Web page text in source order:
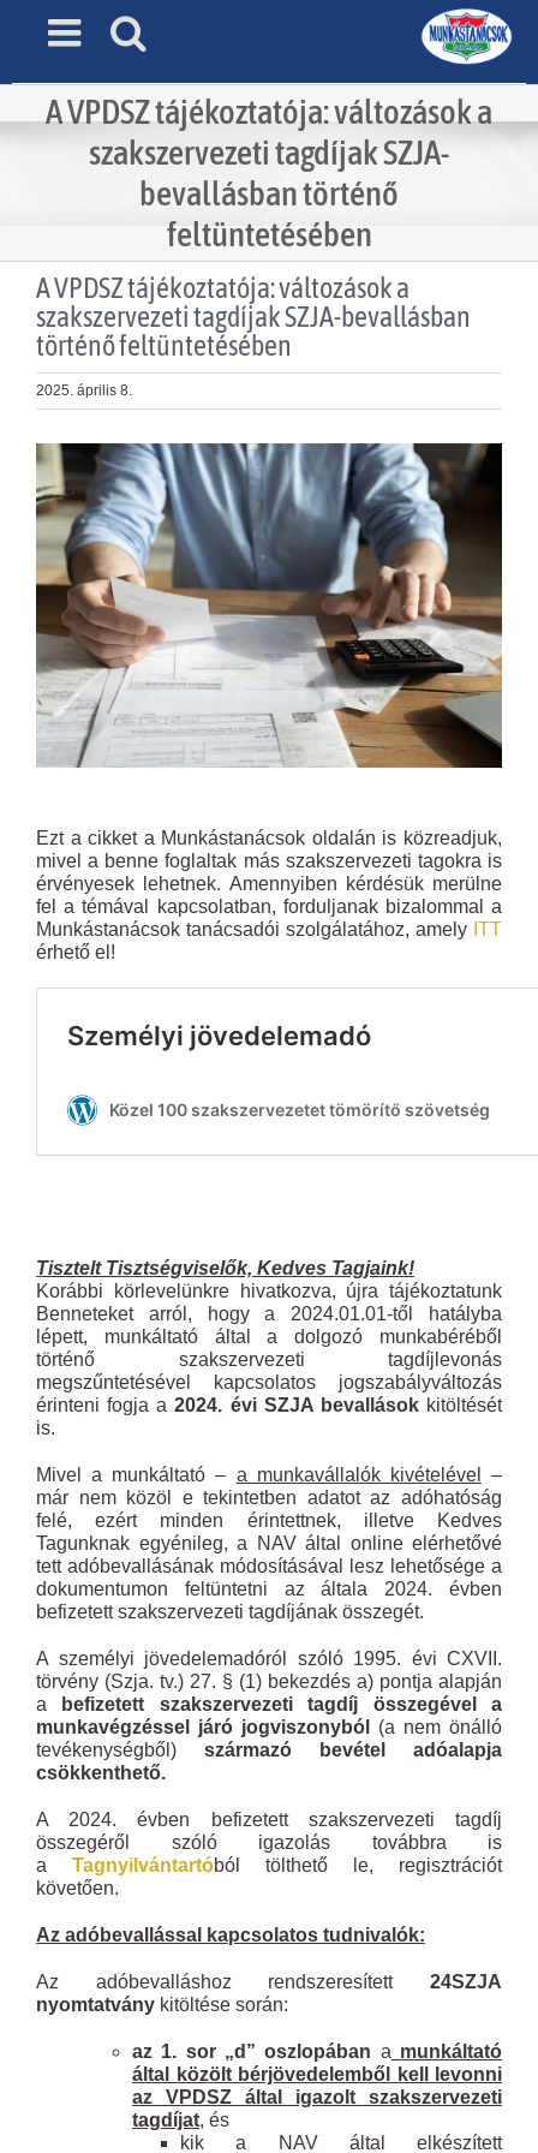
A VPDSZ tájékoztatója: változások a
szakszervezeti tagdíjak SZJA-
bevallásban történő
feltüntetésében
A VPDSZ tájékoztatója: változások a
szakszervezeti tagdíjak SZJA-bevallásban
történő feltüntetésében
2025. április 8.
View
Larger
Image
Ezt a cikket a Munkástanácsok oldalán is közreadjuk,
mivel a benne foglaltak más szakszervezeti tagokra is
érvényesek lehetnek. Amennyiben kérdésük merülne
fel a témával kapcsolatban, forduljanak bizalommal a
Munkástanácsok tanácsadói szolgálatához, amely ITT
érhető el!
Tisztelt Tisztségviselők, Kedves Tagjaink!
Korábbi körlevelünkre hivatkozva, újra tájékoztatunk
Benneteket arról, hogy a 2024.01.01-től hatályba
lépett, munkáltató által a dolgozó munkabéréből
történő szakszervezeti tagdíjlevonás
megszűntetésével kapcsolatos jogszabályváltozás
érinteni fogja a2024. évi SZJA bevallásokkitöltését
is.
Mivel a munkáltató – a munkavállalók kivételével
–
már nem közöl e tekintetben adatot az adóhatóság
felé, ezért minden érintettnek, illetve Kedves
Tagunknak egyénileg, a NAV által online elérhetővé
tett adóbevallásának módosításával lesz lehetősége a
dokumentumon feltüntetni az általa 2024. évben
befizetett szakszervezeti tagdíjának összegét.
A személyi jövedelemadóról szóló 1995. évi CXVII.
törvény (Szja. tv.) 27. § (1) bekezdés a) pontja alapján
a
befizetett szakszervezeti tagdíj összegével a
munkavégzéssel járó jogviszonyból
(a nem önálló
tevékenységből) származó bevétel adóalapja
csökkenthető.
A 2024. évben befizetett szakszervezeti tagdíj
összegéről szóló igazolás továbbra is
a Tagnyilvántartóból tölthető le, regisztrációt
követően.
Az adóbevallással kapcsolatos tudnivalók:
Az adóbevalláshoz rendszeresített 24SZJA
nyomtatvány kitöltése során:
az 1. sor „d” oszlopában a munkáltató
által közölt bérjövedelemből kell levonni
az VPDSZ által igazolt szakszervezeti
tagdíjat, és
kik a NAV által elkészített